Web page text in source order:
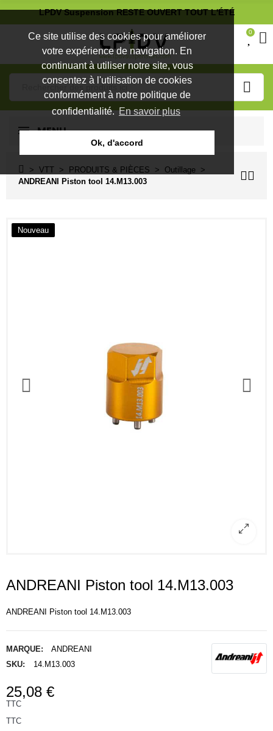
Ce site utilise des cookies pour améliorer
votre expérience de navigation. En
continuant à utiliser notre site, vous
consentez à l'utilisation de cookies
conformément à notre politique de
confidentialité.En savoir plus
Ok, d'accord
LPDV Suspension RESTE OUVERT TOUT L'ÉTÉ
0
MENU
VTT PRODUITS & PIÈCES
Outillage
ANDREANI Piston tool 14.M13.003
Nouveau
ANDREANI Piston tool 14.M13.003
ANDREANI Piston tool 14.M13.003
MARQUE:
ANDREANI
SKU:
14.M13.003
25,08 €
TTC
TTC